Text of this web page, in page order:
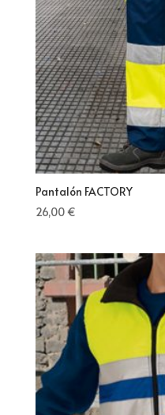
Pantalón FACTORY
26,00€